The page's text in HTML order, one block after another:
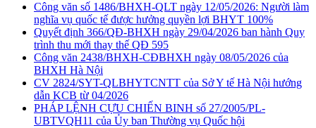
Công văn số 1486/BHXH-QLT ngày 12/05/2026: Người làm
nghĩa vụ quốc tế được hưởng quyền lợi BHYT 100%
Quyết định 366/QĐ-BHXH ngày 29/04/2026 ban hành Quy
trình thu mới thay thế QĐ 595
Công văn 2438/BHXH-CĐBHXH ngày 08/05/2026 của
BHXH Hà Nội
CV 2824/SYT-QLBHYTCNTT của Sở Y tế Hà Nội hướng
dẫn KCB từ 04/2026
PHÁP LỆNH CỰU CHIẾN BINH số 27/2005/PL-
UBTVQH11 của Ủy ban Thường vụ Quốc hội